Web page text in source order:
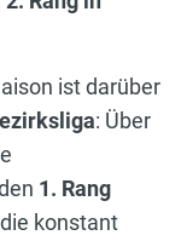
ist darüber
: Über
1. Rang
konstant